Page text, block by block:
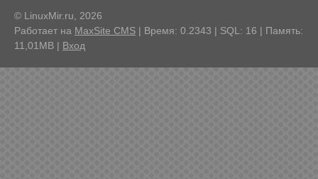
© LinuxMir.ru, 2026
Работает на MaxSite CMS | Время: 0.2343 | SQL: 16 | Память:
11,01MB | Вход